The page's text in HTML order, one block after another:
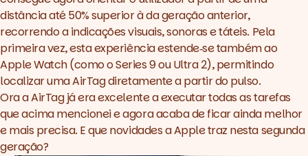
distância até 50% superior à da geração anterior,
recorrendo a indicações visuais, sonoras e táteis. Pela
primeira vez, esta experiência estende‑se também ao
Apple Watch (como o Series 9 ou Ultra 2), permitindo
localizar uma AirTag diretamente a partir do pulso.
Ora a AirTag já era excelente a executar todas as tarefas
que acima mencionei e agora acaba de ficar ainda melhor
e mais precisa. E que novidades a Apple traz nesta segunda
geração?